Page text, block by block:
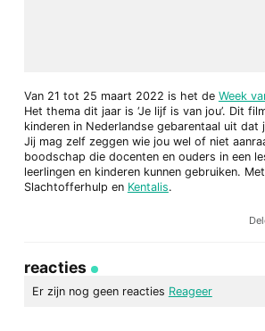
Van 21 tot 25 maart 2022 is het de Week
Het thema dit jaar is ‘Je lijf is van jou’. Dit
kinderen in Nederlandse gebarentaal uit dat
Jij mag zelf zeggen wie jou wel of niet
boodschap die docenten en ouders in een
leerlingen en kinderen kunnen gebruiken.
Slachtofferhulp en Kentalis.
reacties
Er zijn nog geen reacties Reageer